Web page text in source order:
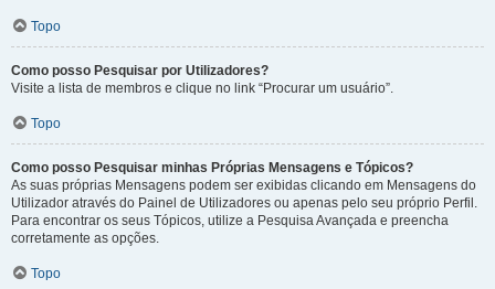
Topo
Como posso Pesquisar por Utilizadores?
Visite a lista de membros e clique no link “Procurar um usuário”.
Topo
Como posso Pesquisar minhas Próprias Mensagens e Tópicos?
As suas próprias Mensagens podem ser exibidas clicando em Mensagens do
Utilizador através do Painel de Utilizadores ou apenas pelo seu próprio Perfil.
Para encontrar os seus Tópicos, utilize a Pesquisa Avançada e preencha
corretamente as opções.
Topo